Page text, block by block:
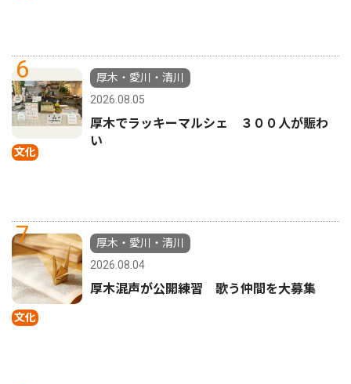
6
文化
厚木・愛川・清川
2026.08.05
厚木でラッキーマルシェ ３００人が賑わ
い
7
文化
厚木・愛川・清川
2026.08.04
厚木混声が公開練習 歌う仲間を大募集